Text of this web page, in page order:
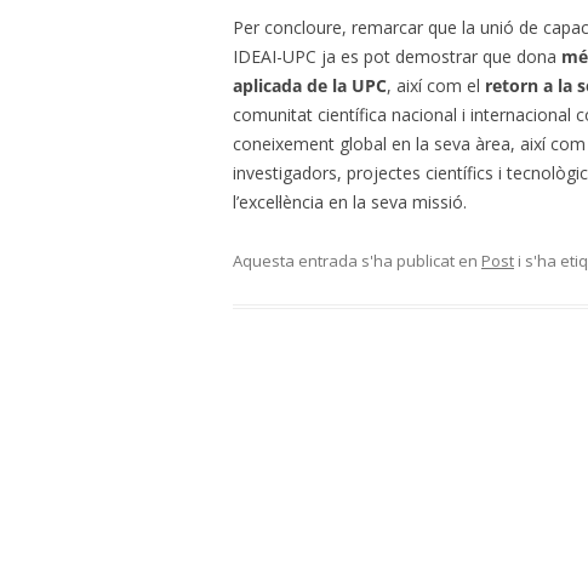
Per concloure, remarcar que la unió de
IDEAI-UPC ja es pot demostrar que dona
aplicada de la UPC, així com el retorn a la
comunitat científica nacional i internacional
coneixement global en la seva àrea, així
investigadors, projectes científics i
l’excel·lència en la seva missió.
Aquesta entrada s'ha publicat en Post i s'ha